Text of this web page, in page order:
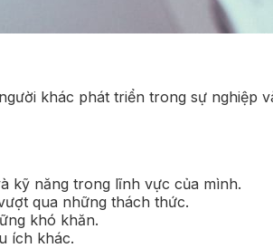
khác phát triển trong sự nghiệp
kỹ năng trong lĩnh vực của mình.
qua những thách thức.
khó khăn.
ích khác.